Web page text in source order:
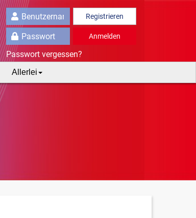
Registrieren
Anmelden
Passwort vergessen?
Allerlei